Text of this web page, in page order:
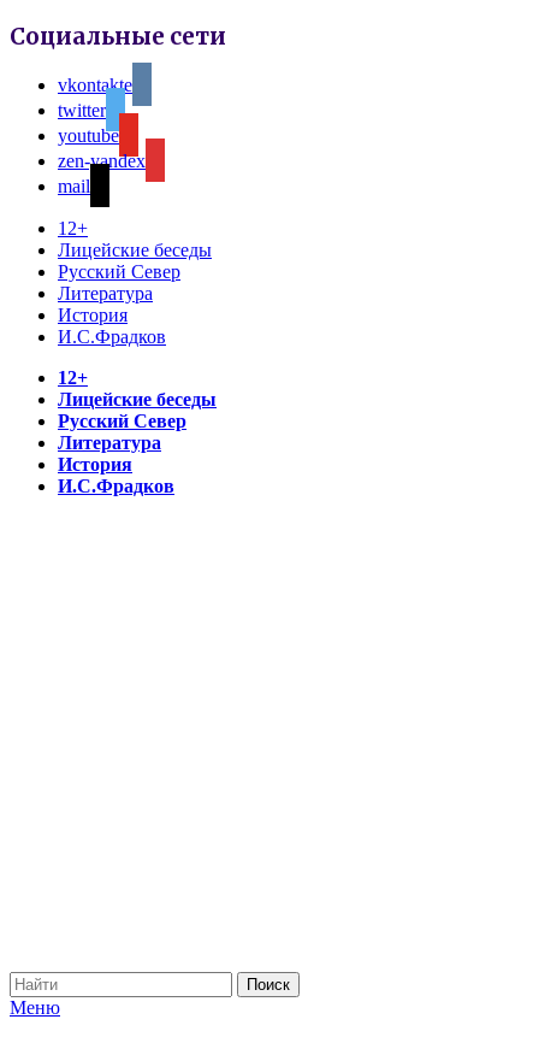
Социальные сети
vkontakte
twitter
youtube
zen-yandex
mail
12+
Лицейские беседы
Русский Север
Литература
История
И.С.Фрадков
12+
Лицейские беседы
Русский Север
Литература
История
И.С.Фрадков
Меню